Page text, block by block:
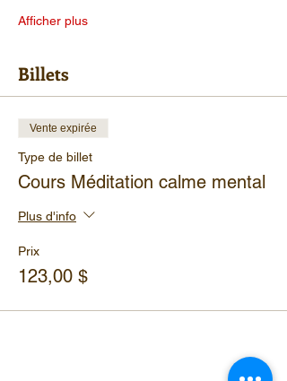
Afficher plus
Billets
Vente expirée
Type de billet
Cours Méditation calme mental
Plus d'info
Prix
123,00 $